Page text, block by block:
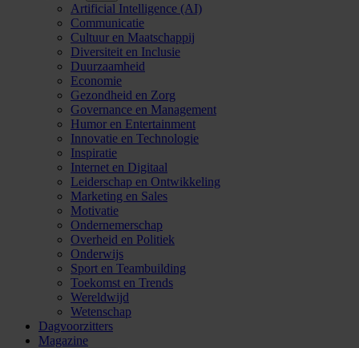
Artificial Intelligence (AI)
Communicatie
Cultuur en Maatschappij
Diversiteit en Inclusie
Duurzaamheid
Economie
Gezondheid en Zorg
Governance en Management
Humor en Entertainment
Innovatie en Technologie
Inspiratie
Internet en Digitaal
Leiderschap en Ontwikkeling
Marketing en Sales
Motivatie
Ondernemerschap
Overheid en Politiek
Onderwijs
Sport en Teambuilding
Toekomst en Trends
Wereldwijd
Wetenschap
Dagvoorzitters
Magazine